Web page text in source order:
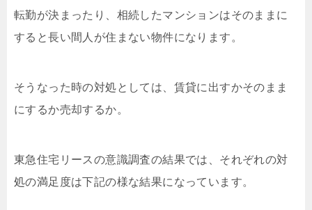
転勤が決まったり、相続したマンションはそのままに
すると長い間人が住まない物件になります。
そうなった時の対処としては、賃貸に出すかそのまま
にするか売却するか。
東急住宅リースの意識調査の結果では、それぞれの対
処の満足度は下記の様な結果になっています。